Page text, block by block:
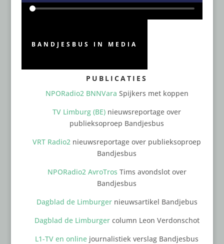
BANDJESBUS IN MEDIA
PUBLICATIES
NPORadio2 BNNVara Spijkers met koppen
TV Limburg (BE) nieuwsreportage over
publieksoproep Bandjesbus
VRT Radio2 nieuwsreportage over publieksoproep
Bandjesbus
NPORadio2 AvroTros Tims avondslot over
Bandjesbus
Dagblad de Limburgernieuwsartikel Bandjebus
Dagblad de Limburgercolumn Leon Verdonschot
L1-TV en online journalistiek verslag Bandjesbus